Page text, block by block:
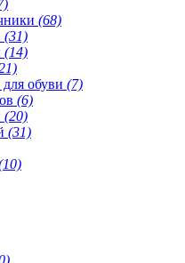
(68)
(31)
(14)
обуви (7)
(6)
(20)
(31)